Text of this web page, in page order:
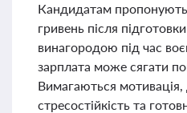
Кандидатам пропонують
гривень після
винагородою під час
зарплата може сягати
Вимагаються мотивація,
стресостійкість та